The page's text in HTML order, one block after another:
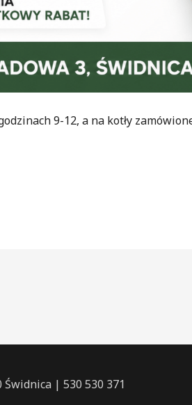
9-12, a na kotły
Świdnica | 530 530 371